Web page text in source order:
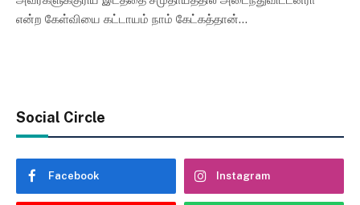
என்ற கேள்வியை கட்டாயம் நாம் கேட்கத்தான்…
Social Circle
Facebook Instagram